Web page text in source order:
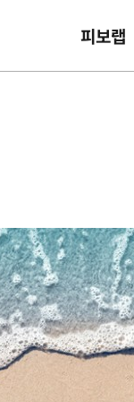
피보랩